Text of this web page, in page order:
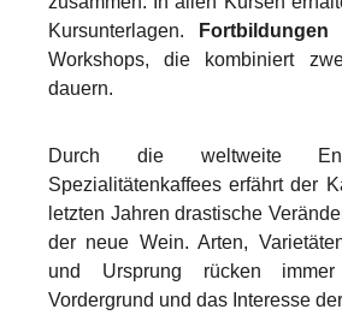
Kursunterlagen.
Fortbildungen
Workshops, die kombiniert
dauern.
Durch die weltweite
Spezialitätenkaffees erfährt der
letzten Jahren drastische
der neue Wein. Arten,
und Ursprung rücken
Vordergrund und das Interesse